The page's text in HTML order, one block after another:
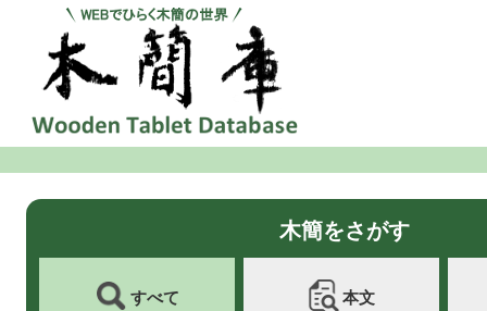
木簡をさがす
すべて 本文